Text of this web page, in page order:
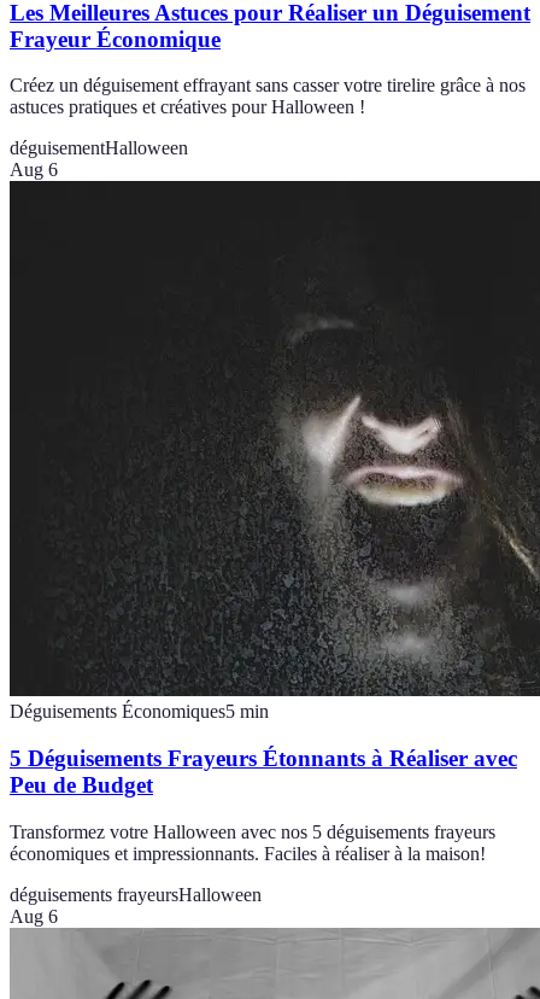
Les Meilleures Astuces pour Réaliser un Déguisement
Frayeur Économique
Créez un déguisement effrayant sans casser votre tirelire grâce à nos
astuces pratiques et créatives pour Halloween !
déguisementHalloween
Aug 6
Déguisements Économiques5 min
5 Déguisements Frayeurs Étonnants à Réaliser avec
Peu de Budget
Transformez votre Halloween avec nos 5 déguisements frayeurs
économiques et impressionnants. Faciles à réaliser à la maison!
déguisements frayeursHalloween
Aug 6